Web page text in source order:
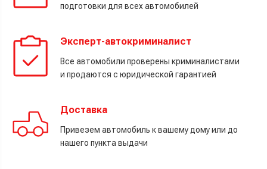
подготовки для всех автомобилей
Эксперт-автокриминалист
Все автомобили проверены криминалистами
и продаются с юридической гарантией
Доставка
Привезем автомобиль к вашему дому или до
нашего пункта выдачи